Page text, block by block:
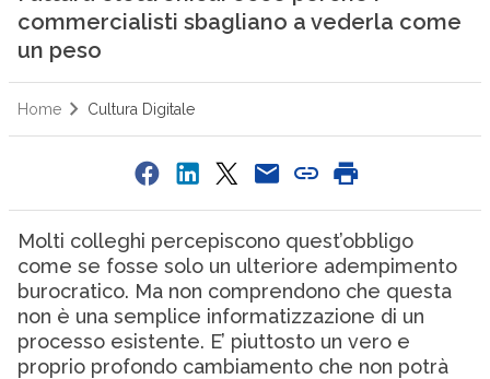
commercialisti sbagliano a vederla come
un peso
Home Cultura Digitale
Molti colleghi percepiscono quest’obbligo
come se fosse solo un ulteriore adempimento
burocratico. Ma non comprendono che questa
non è una semplice informatizzazione di un
processo esistente. E’ piuttosto un vero e
proprio profondo cambiamento che non potrà